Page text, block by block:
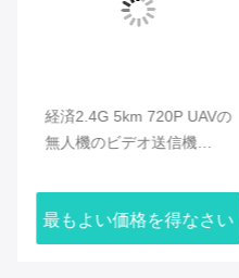
経済2.4G 5km 720P UAVの
無人機のビデオ送信機
パートのデータ・リンク
最もよい価格を得なさい